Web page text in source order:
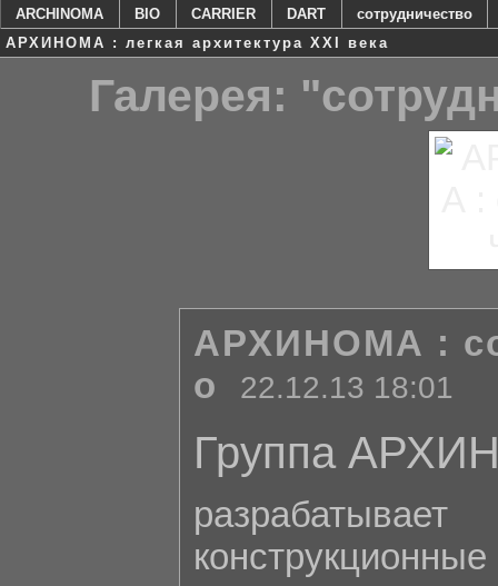
ARCHINOMA BIO CARRIER DART
сотрудничество
АРХИНОМА : легкая архитектура XXI века
Галерея:
АРХИНОМА :
о
22.12.13 18:01
Группа